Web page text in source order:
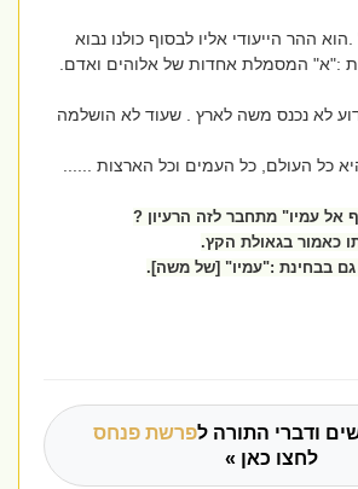
ההר הייעודי אליו לבסוף כולנו נבוא
:"א" המסמלת אחדות של אלוהים ואדם.
לא נכנס משה לארץ . שעוד לא הושלמה
כל העולם, כל העמים וכל הארצות ......
עמיו" מתחבר לזה הרעיון ?
בגאולת הקץ.
בבחינת :"עמיו" [של משה].
ודברי התורה לפרשת פנחס
לחצו כאן »